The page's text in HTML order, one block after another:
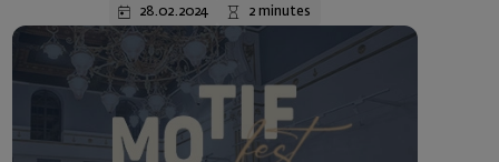
28.02.2024 2 minutes